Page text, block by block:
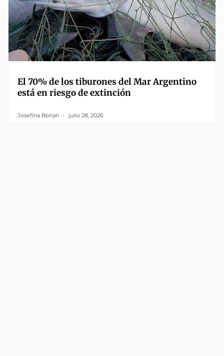
El 70% de los tiburones del Mar Argentino
está en riesgo de extinción
Josefina Bonari julio 28, 2026